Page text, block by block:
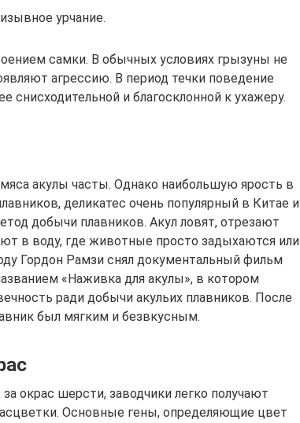
урчание.
самки. В обычных условиях грызуны не
агрессию. В период течки поведение
снисходительной и благосклонной к ухажеру.
акулы часты. Однако наибольшую ярость в
деликатес очень популярный в Китае и
добычи плавников. Акул ловят, отрезают
в воду, где животные просто задыхаются или
Гордон Рамзи снял документальный фильм
«Наживка для акулы», в котором
ради добычи акульих плавников. После
был мягким и безвкусным.
окрас шерсти, заводчики легко получают
Основные гены, определяющие цвет